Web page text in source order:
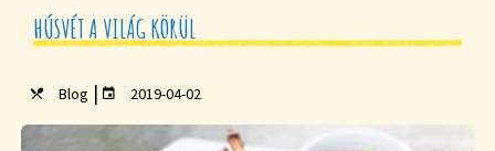
HÚSVÉT A VILÁG KÖRÜL
Blog | 2019-04-02